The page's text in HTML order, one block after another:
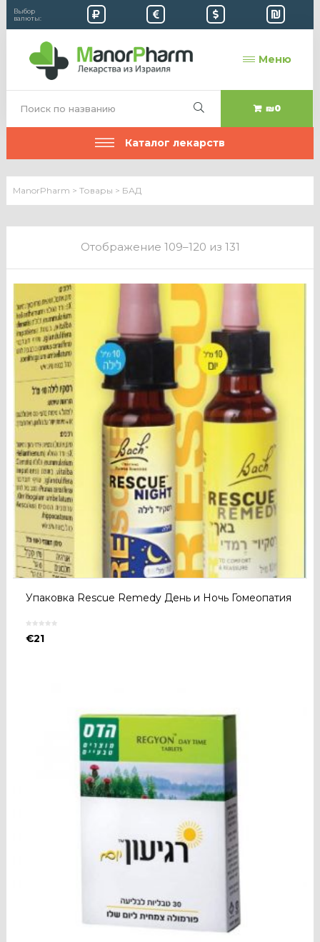
Выбор
валюты:
Меню
₪0
Каталог лекарств
ManorPharm > Товары > БАД
Отображение 109–120 из 131
Упаковка Rescue Remedy День и Ночь Гомеопатия
€21